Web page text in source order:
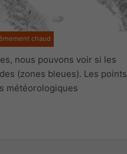
chaud
nous pouvons voir si les
(zones bleues). Les points
météorologiques